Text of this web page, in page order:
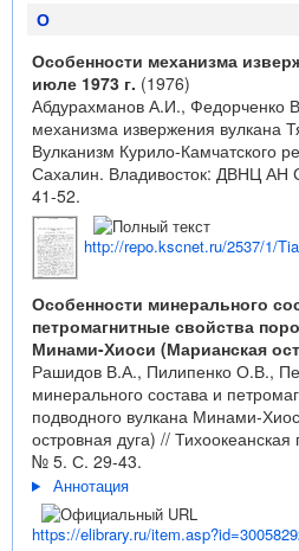
О
Особенности механизма
июле 1973 г. (1976)
Абдурахманов А.И., Федорченко
механизма извержения вулкана
Вулканизм Курило-Камчатского
Сахалин. Владивосток: ДВНЦ
41-52.
http://repo.kscnet.ru/2537/1/
Особенности минерального
петромагнитные свойства
Минами-Хиоси (Марианская
Рашидов В.А., Пилипенко О.В.,
минерального состава и
подводного вулкана Минами-
островная дуга) //
№ 5. С. 29-43.
Аннотация
https://elibrary.ru/